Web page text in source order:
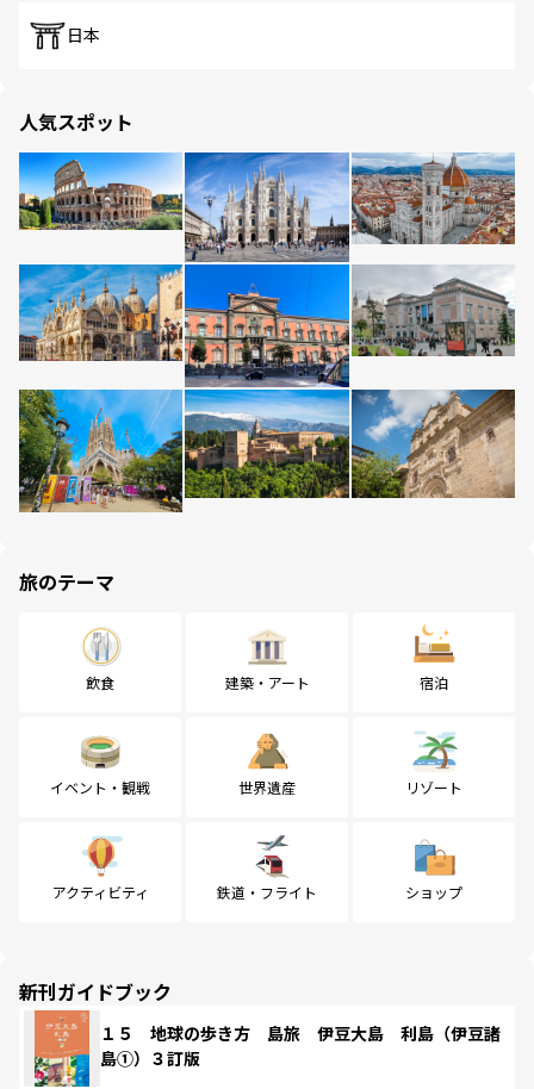
日本
人気スポット
旅のテーマ
飲食 建築・アート 宿泊
イベント・観戦 世界遺産 リゾート
アクティビティ 鉄道・フライト ショップ
新刊ガイドブック
１５ 地球の歩き方 島旅 伊豆大島 利島（伊豆諸
島①）３訂版